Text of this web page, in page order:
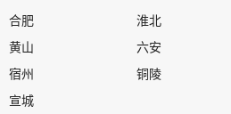
合肥
淮北
黄山
六安
宿州
铜陵
宣城